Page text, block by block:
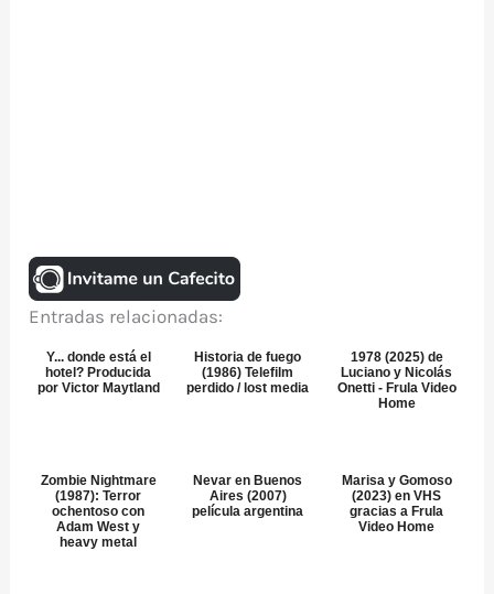
Entradas relacionadas:
Y... donde está el
hotel? Producida
por Victor Maytland
Historia de fuego
(1986) Telefilm
perdido / lost media
1978 (2025) de
Luciano y Nicolás
Onetti - Frula Video
Home
Zombie Nightmare
(1987): Terror
ochentoso con
Adam West y
heavy metal
Nevar en Buenos
Aires (2007)
película argentina
Marisa y Gomoso
(2023) en VHS
gracias a Frula
Video Home